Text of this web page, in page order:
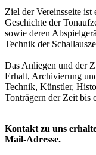
Ziel der Vereinsseite
Geschichte der
sowie deren
Technik der
Das Anliegen und der
Erhalt, Archivierung
Technik, Künstler,
Tonträgern der Zeit bis
Kontakt zu uns
Mail-Adresse.